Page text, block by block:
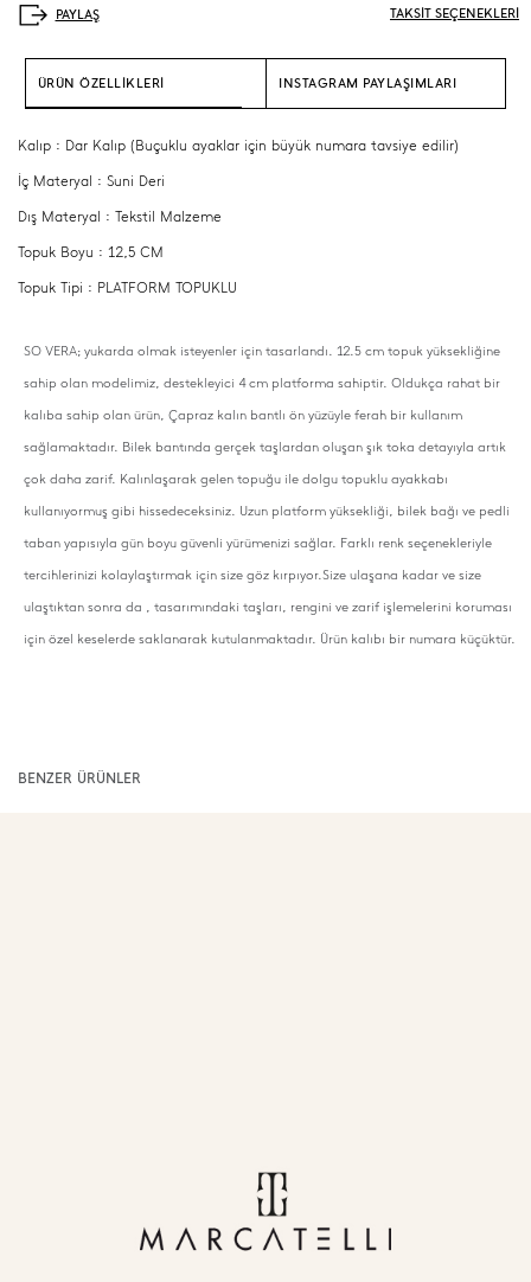
TAKSİT SEÇENEKLERİ
ÜRÜN ÖZELLİKLERİ INSTAGRAM PAYLAŞIMLARI
Kalıp : Dar Kalıp (Buçuklu ayaklar için büyük numara tavsiye edilir)
İç Materyal : Suni Deri
Dış Materyal : Tekstil Malzeme
Topuk Boyu : 12,5 CM
Topuk Tipi : PLATFORM TOPUKLU
SO VERA; yukarda olmak isteyenler için tasarlandı. 12.5 cm topuk yüksekliğine
sahip olan modelimiz, destekleyici 4 cm platforma sahiptir. Oldukça rahat bir
kalıba sahip olan ürün, Çapraz kalın bantlı ön yüzüyle ferah bir kullanım
sağlamaktadır. Bilek bantında gerçek taşlardan oluşan şık toka detayıyla artık
çok daha zarif. Kalınlaşarak gelen topuğu ile dolgu topuklu ayakkabı
kullanıyormuş gibi hissedeceksiniz. Uzun platform yüksekliği, bilek bağı ve pedli
taban yapısıyla gün boyu güvenli yürümenizi sağlar. Farklı renk seçenekleriyle
tercihlerinizi kolaylaştırmak için size göz kırpıyor.Size ulaşana kadar ve size
ulaştıktan sonra da , tasarımındaki taşları, rengini ve zarif işlemelerini koruması
için özel keselerde saklanarak kutulanmaktadır. Ürün kalıbı bir numara küçüktür.
BENZER ÜRÜNLER